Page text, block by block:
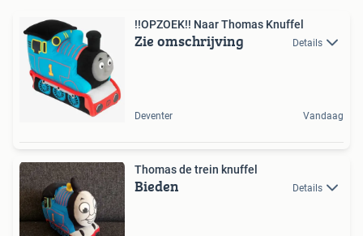
!!OPZOEK!! Naar Thomas Knuffel
Zie omschrijving Details
Deventer Vandaag
Thomas de trein knuffel
Bieden Details